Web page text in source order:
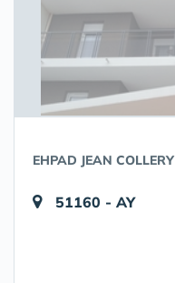
EHPAD JEAN COLLERY
51160 - AY